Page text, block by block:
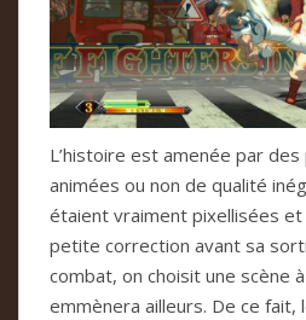
L’histoire est amenée par
animées ou non de qualité
étaient vraiment pixellisées
petite correction avant sa
combat, on choisit une scène
emmènera ailleurs. De ce